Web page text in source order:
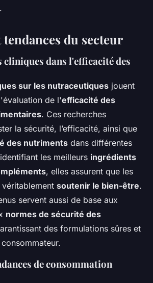
du secteur
cliniques dans l'efficacité des
sur les nutraceutiques jouent
de l'efficacité des
. Ces recherches
la sécurité, l’efficacité, ainsi que
des nutriments dans différentes
les meilleurs ingrédients
, elles assurent que les
soutenir le bien-être.
servent aussi de base aux
normes de sécurité des
des formulations sûres et
de consommation